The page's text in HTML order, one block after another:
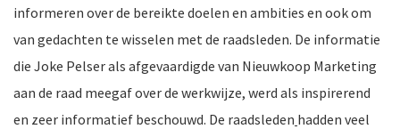
informeren over de bereikte doelen en ambities en ook om
van gedachten te wisselen met de raadsleden. De informatie
die Joke Pelser als afgevaardigde van Nieuwkoop Marketing
aan de raad meegaf over de werkwijze, werd als inspirerend
en zeer informatief beschouwd. De raadsleden hadden veel